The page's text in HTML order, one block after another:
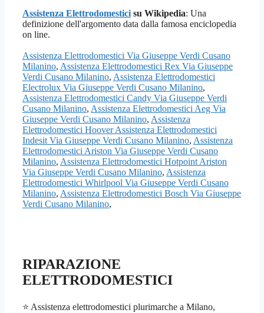
Assistenza Elettrodomestici su Wikipedia: Una
definizione dell'argomento data dalla famosa enciclopedia
on line.
Assistenza Elettrodomestici Via Giuseppe Verdi Cusano
Milanino, Assistenza Elettrodomestici Rex Via Giuseppe
Verdi Cusano Milanino, Assistenza Elettrodomestici
Electrolux Via Giuseppe Verdi Cusano Milanino,
Assistenza Elettrodomestici Candy Via Giuseppe Verdi
Cusano Milanino, Assistenza Elettrodomestici Aeg Via
Giuseppe Verdi Cusano Milanino, Assistenza
Elettrodomestici Hoover Assistenza Elettrodomestici
Indesit Via Giuseppe Verdi Cusano Milanino, Assistenza
Elettrodomestici Ariston Via Giuseppe Verdi Cusano
Milanino, Assistenza Elettrodomestici Hotpoint Ariston
Via Giuseppe Verdi Cusano Milanino, Assistenza
Elettrodomestici Whirlpool Via Giuseppe Verdi Cusano
Milanino, Assistenza Elettrodomestici Bosch Via Giuseppe
Verdi Cusano Milanino,
RIPARAZIONE
ELETTRODOMESTICI
⭐ Assistenza elettrodomestici plurimarche a Milano,